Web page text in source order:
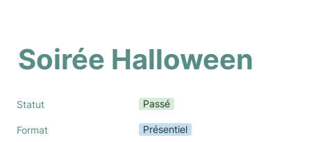
Soirée Halloween
Statut Passé
Format Présentiel